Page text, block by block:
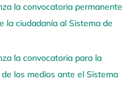
la convocatoria permanente
la ciudadanía al Sistema de
la convocatoria para la
los medios ante el Sistema